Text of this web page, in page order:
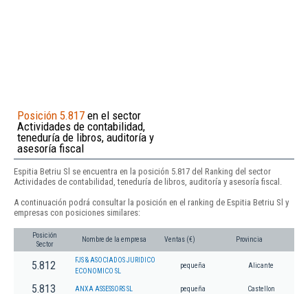
Posición 5.817 en el sector
Actividades de contabilidad,
teneduría de libros, auditoría y
asesoría fiscal
Espitia Betriu Sl se encuentra en la posición 5.817 del Ranking del sector
Actividades de contabilidad, teneduría de libros, auditoría y asesoría fiscal.
A continuación podrá consultar la posición en el ranking de Espitia Betriu Sl y
empresas con posiciones similares:
Posición
Sector
Nombre de la empresa Ventas (€) Provincia
5.812
FJS & ASOCIADOS JURIDICO
ECONOMICO SL
pequeña Alicante
5.813 ANXA ASSESSORS SL pequeña Castellon